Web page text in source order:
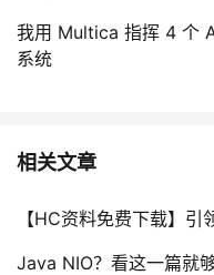
我用 Multica 指挥 4 个
系统
相关文章
【HC资料免费下载】引
Java NIO？看这一篇就够